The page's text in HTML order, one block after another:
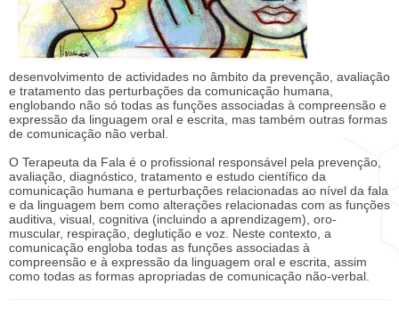
desenvolvimento de actividades no âmbito da prevenção, avaliação
e tratamento das perturbações da comunicação humana,
englobando não só todas as funções associadas à compreensão e
expressão da linguagem oral e escrita, mas também outras formas
de comunicação não verbal.
O Terapeuta da Fala é o profissional responsável pela prevenção,
avaliação, diagnóstico, tratamento e estudo científico da
comunicação humana e perturbações relacionadas ao nível da fala
e da linguagem bem como alterações relacionadas com as funções
auditiva, visual, cognitiva (incluindo a aprendizagem), oro-
muscular, respiração, deglutição e voz. Neste contexto, a
comunicação engloba todas as funções associadas à
compreensão e à expressão da linguagem oral e escrita, assim
como todas as formas apropriadas de comunicação não-verbal.